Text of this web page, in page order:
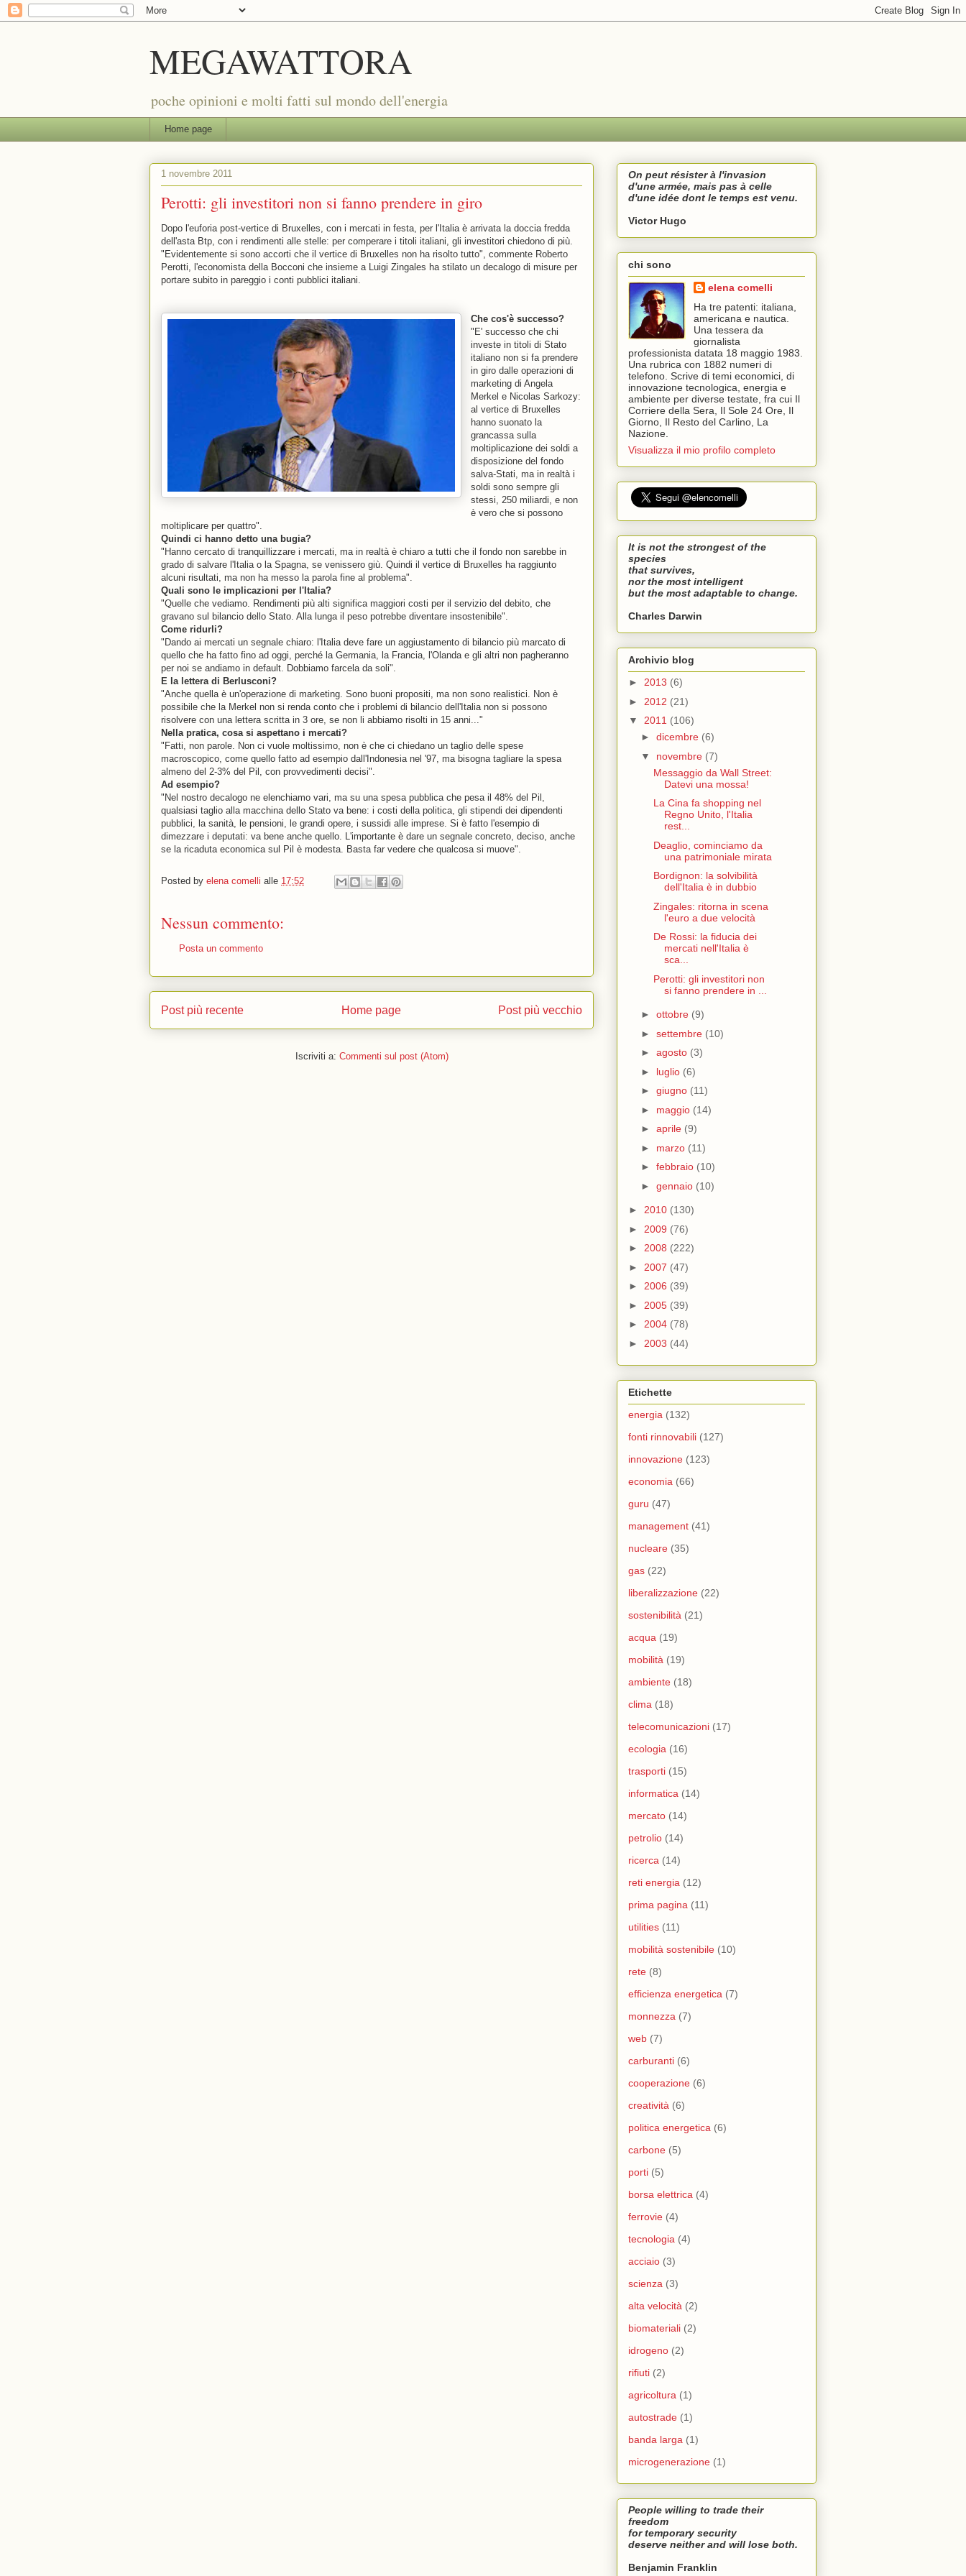
MEGAWATTORA
poche opinioni e molti fatti sul mondo dell'energia
Home page
1 novembre 2011
Perotti: gli investitori non si fanno prendere in giro
Dopo l'euforia post-vertice di Bruxelles, con i mercati in festa, per l'Italia è arrivata la doccia fredda
dell'asta Btp, con i rendimenti alle stelle: per comperare i titoli italiani, gli investitori chiedono di più.
"Evidentemente si sono accorti che il vertice di Bruxelles non ha risolto tutto", commente Roberto
Perotti, l'economista della Bocconi che insieme a Luigi Zingales ha stilato un decalogo di misure per
portare subito in pareggio i conti pubblici italiani.
Che cos'è successo?
"E' successo che chi
investe in titoli di Stato
italiano non si fa prendere
in giro dalle operazioni di
marketing di Angela
Merkel e Nicolas Sarkozy:
al vertice di Bruxelles
hanno suonato la
grancassa sulla
moltiplicazione dei soldi a
disposizione del fondo
salva-Stati, ma in realtà i
soldi sono sempre gli
stessi, 250 miliardi, e non
è vero che si possono
moltiplicare per quattro".
Quindi ci hanno detto una bugia?
"Hanno cercato di tranquillizzare i mercati, ma in realtà è chiaro a tutti che il fondo non sarebbe in
grado di salvare l'Italia o la Spagna, se venissero giù. Quindi il vertice di Bruxelles ha raggiunto
alcuni risultati, ma non ha messo la parola fine al problema".
Quali sono le implicazioni per l'Italia?
"Quelle che vediamo. Rendimenti più alti significa maggiori costi per il servizio del debito, che
gravano sul bilancio dello Stato. Alla lunga il peso potrebbe diventare insostenibile".
Come ridurli?
"Dando ai mercati un segnale chiaro: l'Italia deve fare un aggiustamento di bilancio più marcato di
quello che ha fatto fino ad oggi, perché la Germania, la Francia, l'Olanda e gli altri non pagheranno
per noi se andiamo in default. Dobbiamo farcela da soli".
E la lettera di Berlusconi?
"Anche quella è un'operazione di marketing. Sono buoni propositi, ma non sono realistici. Non è
possibile che la Merkel non si renda conto che i problemi di bilancio dell'Italia non si possono
risolvere con una lettera scritta in 3 ore, se non li abbiamo risolti in 15 anni..."
Nella pratica, cosa si aspettano i mercati?
"Fatti, non parole. Non ci vuole moltissimo, non è che ci chiedano un taglio delle spese
macroscopico, come quello fatto ad esempio dall'Indonesia nel '97, ma bisogna tagliare la spesa
almeno del 2-3% del Pil, con provvedimenti decisi".
Ad esempio?
"Nel nostro decalogo ne elenchiamo vari, ma su una spesa pubblica che pesa il 48% del Pil,
qualsiasi taglio alla macchina dello Stato va bene: i costi della politica, gli stipendi dei dipendenti
pubblici, la sanità, le pensioni, le grandi opere, i sussidi alle imprese. Si è fatto l'esempio di
dimezzare i deputati: va bene anche quello. L'importante è dare un segnale concreto, deciso, anche
se la ricaduta economica sul Pil è modesta. Basta far vedere che qualcosa si muove".
Posted by elena comelli alle 17:52
Nessun commento:
Posta un commento
Post più recente Post più vecchio
Home page
Iscriviti a: Commenti sul post (Atom)
On peut résister à l'invasion
d'une armée, mais pas à celle
d'une idée dont le temps est venu.
Victor Hugo
chi sono
elena comelli
Ha tre patenti: italiana,
americana e nautica.
Una tessera da
giornalista
professionista datata 18 maggio 1983.
Una rubrica con 1882 numeri di
telefono. Scrive di temi economici, di
innovazione tecnologica, energia e
ambiente per diverse testate, fra cui Il
Corriere della Sera, Il Sole 24 Ore, Il
Giorno, Il Resto del Carlino, La
Nazione.
Visualizza il mio profilo completo
It is not the strongest of the
species
that survives,
nor the most intelligent
but the most adaptable to change.
Charles Darwin
Archivio blog
► 2013 (6)
► 2012 (21)
▼ 2011 (106)
► dicembre (6)
▼ novembre (7)
Messaggio da Wall Street:
Datevi una mossa!
La Cina fa shopping nel
Regno Unito, l'Italia
rest...
Deaglio, cominciamo da
una patrimoniale mirata
Bordignon: la solvibilità
dell'Italia è in dubbio
Zingales: ritorna in scena
l'euro a due velocità
De Rossi: la fiducia dei
mercati nell'Italia è
sca...
Perotti: gli investitori non
si fanno prendere in ...
► ottobre (9)
► settembre (10)
► agosto (3)
► luglio (6)
► giugno (11)
► maggio (14)
► aprile (9)
► marzo (11)
► febbraio (10)
► gennaio (10)
► 2010 (130)
► 2009 (76)
► 2008 (222)
► 2007 (47)
► 2006 (39)
► 2005 (39)
► 2004 (78)
► 2003 (44)
Etichette
energia (132)
fonti rinnovabili (127)
innovazione (123)
economia (66)
guru (47)
management (41)
nucleare (35)
gas (22)
liberalizzazione (22)
sostenibilità (21)
acqua (19)
mobilità (19)
ambiente (18)
clima (18)
telecomunicazioni (17)
ecologia (16)
trasporti (15)
informatica (14)
mercato (14)
petrolio (14)
ricerca (14)
reti energia (12)
prima pagina (11)
utilities (11)
mobilità sostenibile (10)
rete (8)
efficienza energetica (7)
monnezza (7)
web (7)
carburanti (6)
cooperazione (6)
creatività (6)
politica energetica (6)
carbone (5)
porti (5)
borsa elettrica (4)
ferrovie (4)
tecnologia (4)
acciaio (3)
scienza (3)
alta velocità (2)
biomateriali (2)
idrogeno (2)
rifiuti (2)
agricoltura (1)
autostrade (1)
banda larga (1)
microgenerazione (1)
People willing to trade their
freedom
for temporary security
deserve neither and will lose both.
Benjamin Franklin